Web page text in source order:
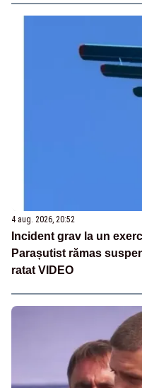
4 aug. 2026, 20:52
Incident grav la un
Parașutist rămas
ratat VIDEO